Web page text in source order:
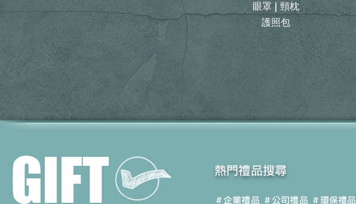
眼罩 | 頸枕
護照包
GIFT ​熱門禮品搜尋
＃企業禮品 ＃公司禮品 ＃環保禮品